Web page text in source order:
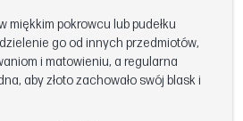
miękkim pokrowcu lub pudełku
go od innych przedmiotów,
i matowieniu, a regularna
aby złoto zachowało swój blask i